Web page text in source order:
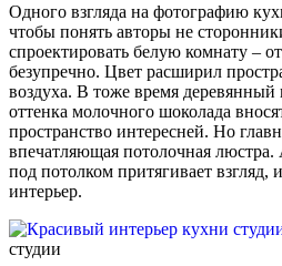
Одного взгляда на фотографию
чтобы понять авторы не
спроектировать белую комнату –
безупречно. Цвет расширил
воздуха. В тоже время деревянный
оттенка молочного шоколада
пространство интересней. Но
впечатляющая потолочная люстра.
под потолком притягивает взгляд,
интерьер.
студии